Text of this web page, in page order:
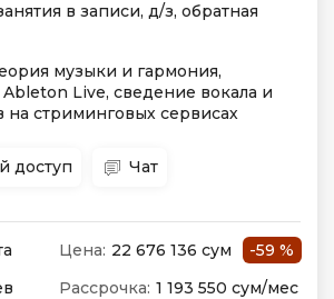
в записи, д/з, обратная
музыки и гармония,
Live, сведение вокала и
на стриминговых сервисах
доступ Чат
Цена: 22 676 136 сум
-59 %
Рассрочка: 1 193 550 сум/мес